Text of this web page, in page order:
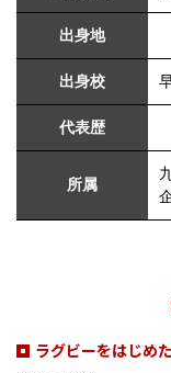
出身地
出身校
代表歴
所属
ラグビーをはじめ